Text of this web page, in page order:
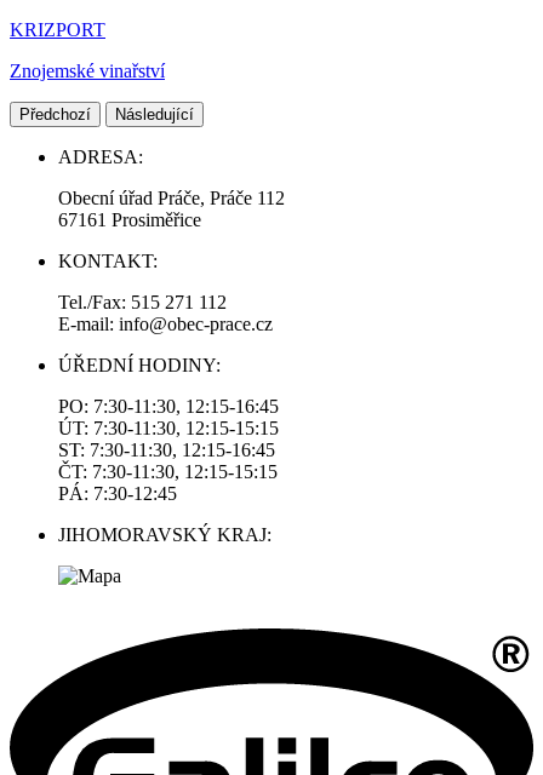
KRIZPORT
Znojemské vinařství
Předchozí Následující
ADRESA:
Obecní úřad Práče, Práče 112
67161 Prosiměřice
KONTAKT:
Tel./Fax: 515 271 112
E-mail: info@obec-prace.cz
ÚŘEDNÍ HODINY:
PO: 7:30-11:30, 12:15-16:45
ÚT: 7:30-11:30, 12:15-15:15
ST: 7:30-11:30, 12:15-16:45
ČT: 7:30-11:30, 12:15-15:15
PÁ: 7:30-12:45
JIHOMORAVSKÝ KRAJ: